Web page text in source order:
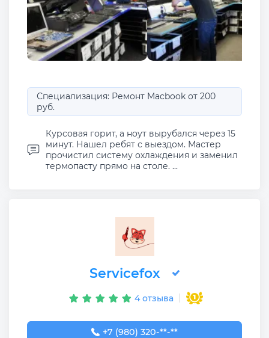
Специализация: Ремонт Macbook от 200
руб.
Курсовая горит, а ноут вырубался через 15
минут. Нашел ребят с выездом. Мастер
прочистил систему охлаждения и заменил
термопасту прямо на столе. ...
Servicefox
4 отзыва
+7 (980) 320-54-03
+7 (980) 320-**-**